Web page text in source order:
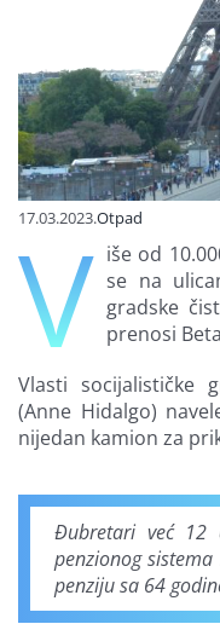
Finansiranje
O nama
17.03.2023.Otpad
V iše od
se na
gradske
prenosi
Vlasti socijalističke
(Anne Hidalgo)
nijedan kamion za
Đubretari već 12
penzionog
penziju sa 64